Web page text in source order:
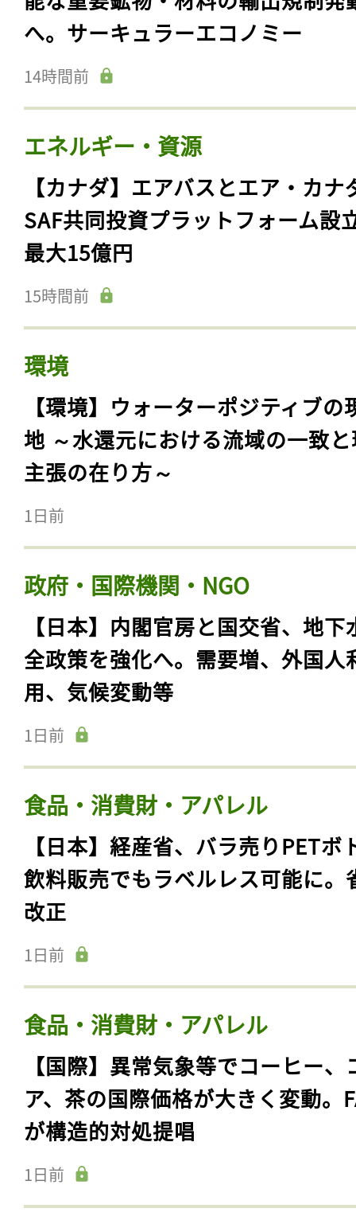
へ。サーキュラーエコノミー
14時間前
エネルギー・資源
【カナダ】エアバスとエア・カナ
SAF共同投資プラットフォーム設
最大15億円
15時間前
環境
【環境】ウォーターポジティブの
地 ～水還元における流域の一致
主張の在り方～
1日前
政府・国際機関・NGO
【日本】内閣官房と国交省、地下
全政策を強化へ。需要増、外国人
用、気候変動等
1日前
食品・消費財・アパレル
【日本】経産省、バラ売りPETボ
飲料販売でもラベルレス可能に。
改正
1日前
食品・消費財・アパレル
【国際】異常気象等でコーヒー、
ア、茶の国際価格が大きく変動。
が構造的対処提唱
1日前